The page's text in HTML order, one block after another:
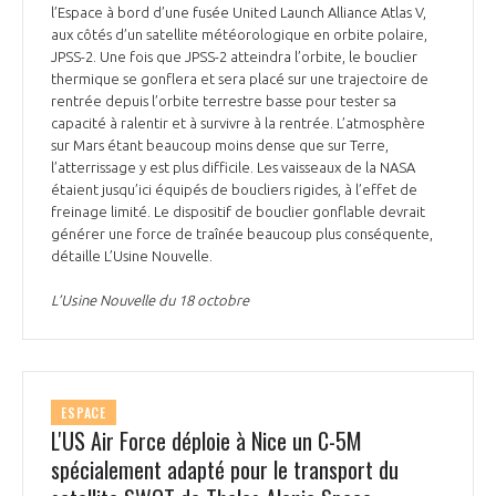
l’Espace à bord d’une fusée United Launch Alliance Atlas V,
aux côtés d’un satellite météorologique en orbite polaire,
JPSS-2. Une fois que JPSS-2 atteindra l’orbite, le bouclier
thermique se gonflera et sera placé sur une trajectoire de
rentrée depuis l’orbite terrestre basse pour tester sa
capacité à ralentir et à survivre à la rentrée. L’atmosphère
sur Mars étant beaucoup moins dense que sur Terre,
l’atterrissage y est plus difficile. Les vaisseaux de la NASA
étaient jusqu’ici équipés de boucliers rigides, à l’effet de
freinage limité. Le dispositif de bouclier gonflable devrait
générer une force de traînée beaucoup plus conséquente,
détaille L’Usine Nouvelle.
L’Usine Nouvelle du 18 octobre
ESPACE
L'US Air Force déploie à Nice un C-5M
spécialement adapté pour le transport du